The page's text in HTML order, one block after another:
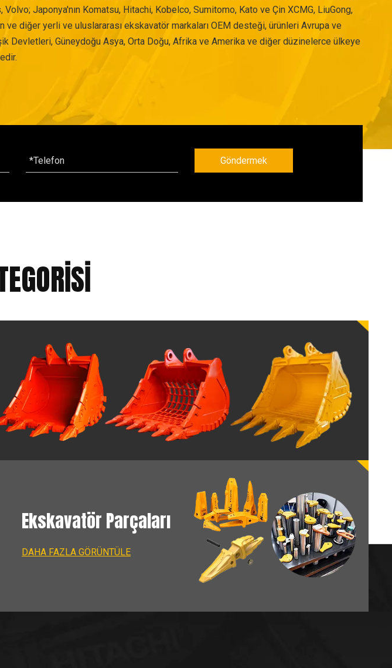
Volvo; Japonya'nın Komatsu, Hitachi, Kobelco, Sumitomo, Kato ve Çin XCMG, LiuGong,
ve diğer yerli ve uluslararası ekskavatör markaları OEM desteği, ürünleri Avrupa ve
Devletleri, Güneydoğu Asya, Orta Doğu, Afrika ve Amerika ve diğer düzinelerce ülkeye
Göndermek
Ekskavatör Parçaları
DAHA FAZLA GÖRÜNTÜLE